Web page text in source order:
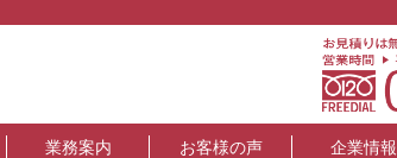
業務案内 お客様の声 企業情報